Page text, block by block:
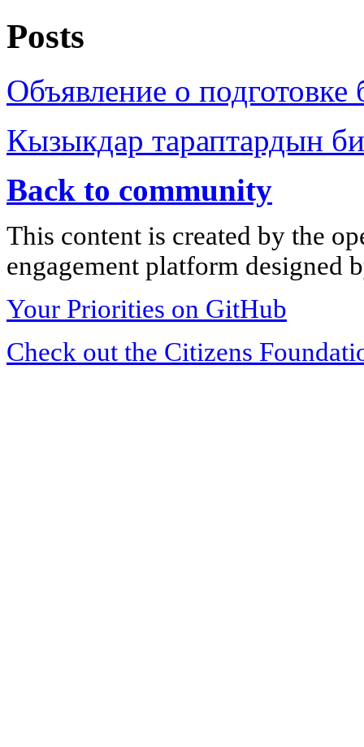
Posts
Объявление о подготовке
Кызыкдар тараптардын
Back to community
This content is created by the
engagement platform designed
Your Priorities on GitHub
Check out the Citizens